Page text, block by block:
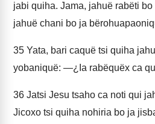
jabi quiha. Jama, jahuë rabëti
jahuë chani bo ja
35 Yata, bari caquë tsi quiha
yobaniquë: —¿Ia rabëquëx ca
36 Jatsi Jesu tsaho ca noti qui
Jicoxo tsi quiha nohiria bo ja